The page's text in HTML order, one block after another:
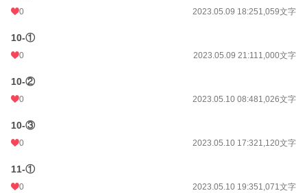
0 2023.05.09 18:251,059文字
10-①
0 2023.05.09 21:111,000文字
10-②
0 2023.05.10 08:481,026文字
10-③
0 2023.05.10 17:321,120文字
11-①
0 2023.05.10 19:351,071文字